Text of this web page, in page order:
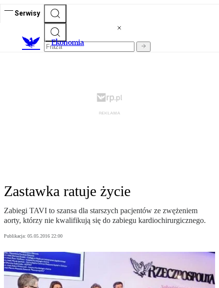
Serwisy
Ekonomia
Zastawka ratuje życie
Zabiegi TAVI to szansa dla starszych pacjentów ze zwężeniem
aorty, którzy nie kwalifikują się do zabiegu kardiochirurgicznego.
Publikacja: 05.05.2016 22:00